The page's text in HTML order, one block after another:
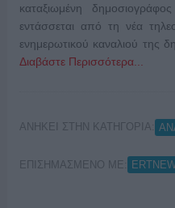
καταξιωμένη
εντάσσεται από τη νέα
ενημερωτικού καναλιού της
Διαβάστε Περισσότερα...
ΑΝΗΚΕΙ ΣΤΗΝ ΚΑΤΗΓΟΡΙΑ:
ΕΠΙΣΗΜΑΣΜΕΝΟ ΜΕ: